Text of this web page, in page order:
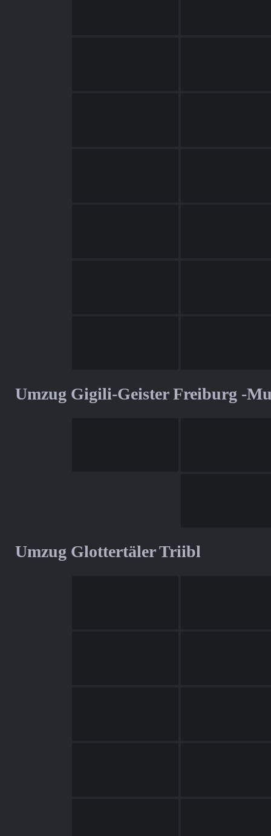
Umzug Gigili-Geister Freiburg -
Umzug Glottertäler Triibl